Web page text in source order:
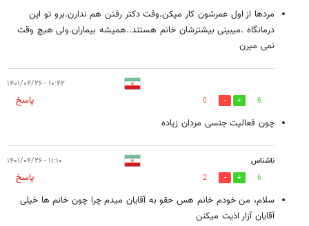
مردها از اول عمرشون کار میکن.وقت دکتر رفتن هم ندارن.برو تو این
درمانگاه .میبینی بیشترشان خانم هستند..همیشه بیماران.ولی هیچ وقت
نمی میرن
۱۰:۴۲ - ۱۴۰۱/۰۴/۲۶
6
0
پاسخ
چون فعالیت جنسی مردان زیاده
ناشناس ۱۱:۱۰ - ۱۴۰۱/۰۴/۲۶
6
2
پاسخ
سلام، من خودم خانم هس حقو به آقایان میدم چرا چون خانم ها خیلی
آقایان آزار اذیت میکنن